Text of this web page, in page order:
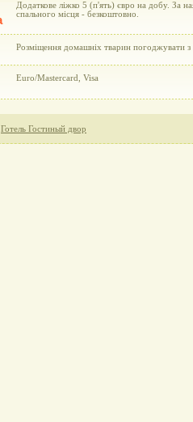
Додаткове ліжко 5 (п'ять) євро на добу. За
спального місця - безкоштовно.
Розміщення домашніх тварин погоджувати з
Euro/Mastercard, Visa
Готель Гостиный двор